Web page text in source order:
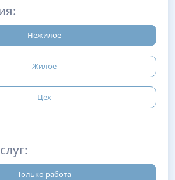
Нежилое
Жилое
Цех
Только работа